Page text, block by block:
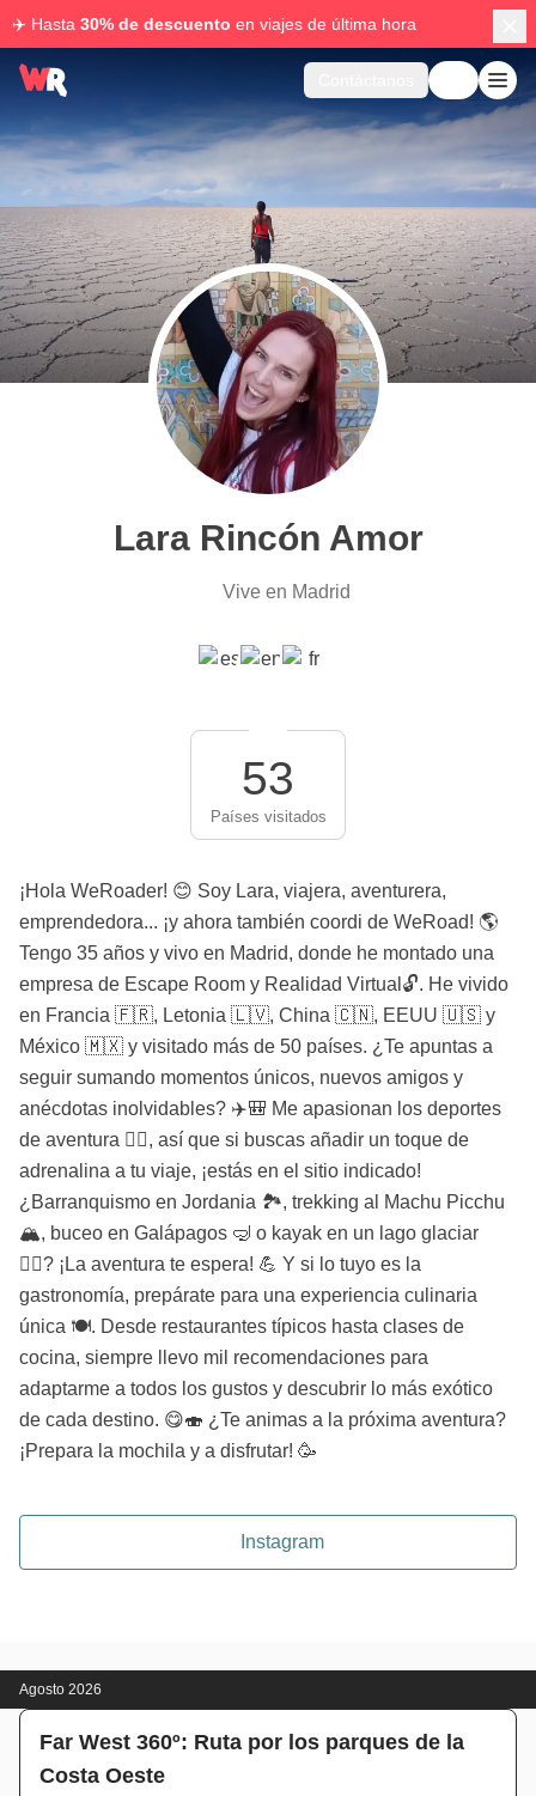
✈️ Hasta 30% de descuento en viajes de última hora
Lara Rincón Amor
Vive en Madrid
53
Países visitados
¡Hola WeRoader! 😊 Soy Lara, viajera, aventurera,
emprendedora... ¡y ahora también coordi de WeRoad! 🌎
Tengo 35 años y vivo en Madrid, donde he montado una
empresa de Escape Room y Realidad Virtual🔓. He vivido
en Francia 🇫🇷, Letonia 🇱🇻, China 🇨🇳, EEUU 🇺🇸 y
México 🇲🇽 y visitado más de 50 países. ¿Te apuntas a
seguir sumando momentos únicos, nuevos amigos y
anécdotas inolvidables? ✈️🎒 Me apasionan los deportes
de aventura 🧗‍♀️, así que si buscas añadir un toque de
adrenalina a tu viaje, ¡estás en el sitio indicado!
¿Barranquismo en Jordania 🏞️, trekking al Machu Picchu
🏔️, buceo en Galápagos 🤿 o kayak en un lago glaciar
🚣‍♀️? ¡La aventura te espera! 💪 Y si lo tuyo es la
gastronomía, prepárate para una experiencia culinaria
única 🍽️. Desde restaurantes típicos hasta clases de
cocina, siempre llevo mil recomendaciones para
adaptarme a todos los gustos y descubrir lo más exótico
de cada destino. 😋🍣 ¿Te animas a la próxima aventura?
¡Prepara la mochila y a disfrutar! 🥳
Instagram
Agosto 2026
Far West 360º: Ruta por los parques de la
Costa Oeste